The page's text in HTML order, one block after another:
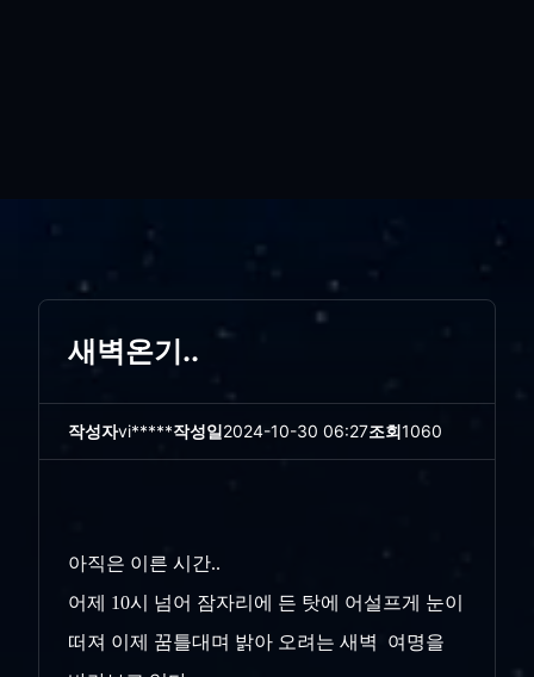
새벽온기..
작성자vi*****작성일2024-10-30 06:27조회1060
아직은 이른 시간..
어제 10시 넘어 잠자리에 든 탓에 어설프게 눈이
떠져 이제 꿈틀대며 밝아 오려는 새벽 여명을